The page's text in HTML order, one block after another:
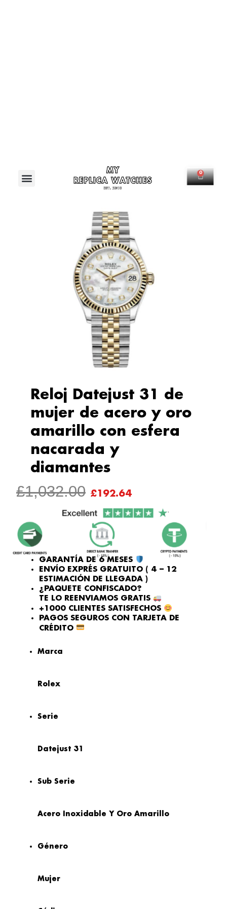
Menú 0
Reloj Datejust 31 de
mujer de acero y oro
amarillo con esfera
nacarada y
diamantes
£1,032.00 EL
PRECIO
ORIGINAL
ERA:
£1,032.00.
£192.64
PRECIO
ACTUAL
£192.64.
GARANTÍA DE 6 MESES
ENVÍO EXPRÉS GRATUITO ( 4 – 12
ESTIMACIÓN DE LLEGADA )
¿PAQUETE CONFISCADO?
TE LO REENVIAMOS GRATIS
+1000 CLIENTES SATISFECHOS
PAGOS SEGUROS CON TARJETA DE
CRÉDITO
Marca
Rolex
Serie
Datejust 31
Sub Serie
Acero Inoxidable Y Oro Amarillo
Género
Mujer